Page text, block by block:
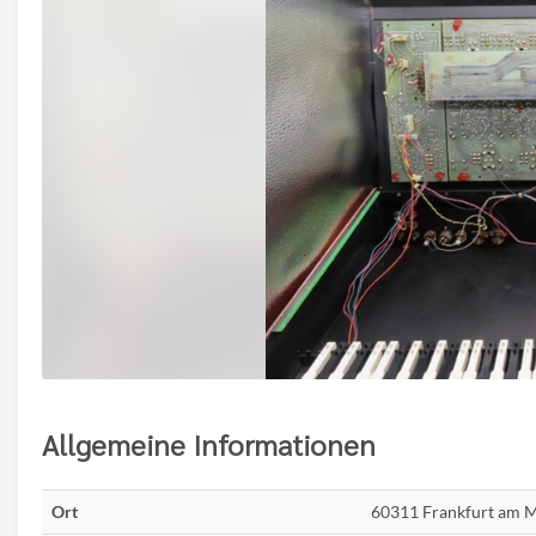
Allgemeine Informationen
Ort 60311 Frankfurt am